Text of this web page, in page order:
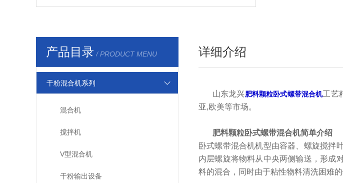
产品目录 / PRODUCT MENU
干粉混合机系列
混合机
搅拌机
V型混合机
干粉输出设备
详细介绍
山东龙兴肥料颗粒卧式螺带混合机工艺
亚,欧美等市场。
肥料颗粒卧式螺带混合机简单介绍
卧式螺带混合机机型由容器、螺旋搅拌
内层螺旋将物料从中央两侧输送，形成
料的混合，同时由于粘性物料清洗困难